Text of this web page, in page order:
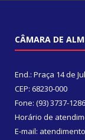
CÂMARA DE
End.: Praça 14 de
CEP: 68230-000
Fone: (93) 3737-1286
Horário de
E-mail: